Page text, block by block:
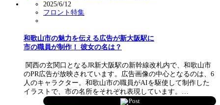
2025/6/12
フロント特集
和歌山市の魅力を伝える広告が新大阪駅に
市の職員が制作！ 彼女の名は？
関西の玄関口となるJR新大阪駅の新幹線改札内で、和歌山市
のPR広告が放映されています。広告画像の中心となるのは、6
人のキャラクター。和歌山市の職員がAIを駆使して制作した
イラストで、市の名所をそれぞれ表現しています。…
Post